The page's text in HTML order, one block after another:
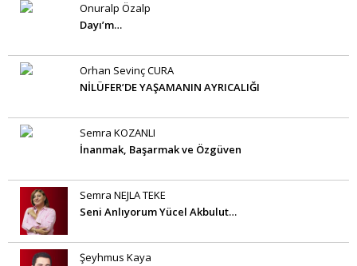
Onuralp Özalp
Dayı’m…
Orhan Sevinç CURA
NİLÜFER’DE YAŞAMANIN AYRICALIĞI
Semra KOZANLI
İnanmak, Başarmak ve Özgüven
Semra NEJLA TEKE
Seni Anlıyorum Yücel Akbulut…
Şeyhmus Kaya